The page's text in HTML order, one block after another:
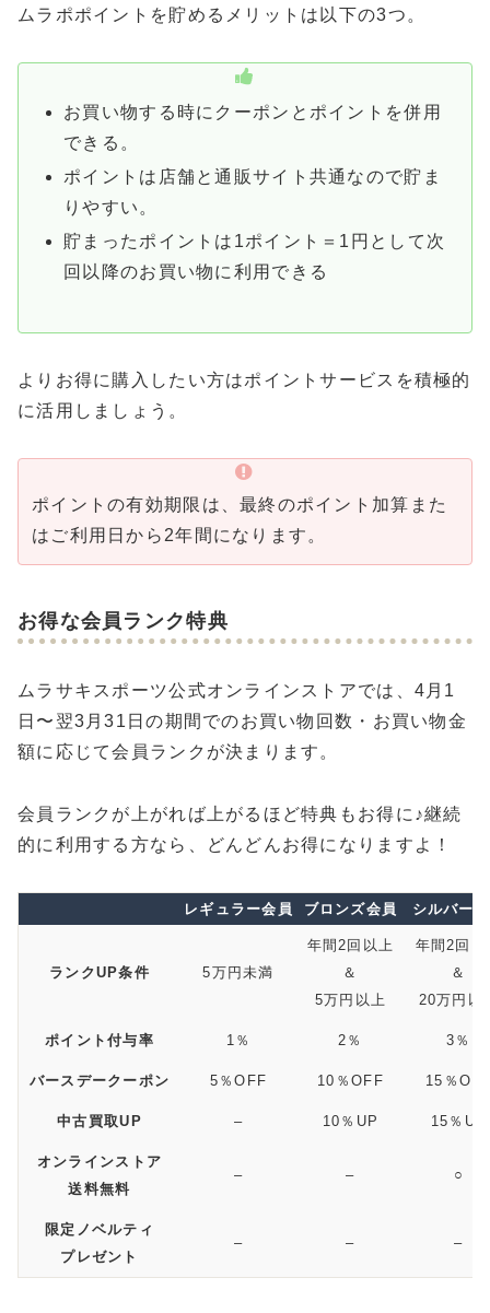
ムラポポイントを貯めるメリットは以下の3つ。
お買い物する時にクーポンとポイントを併用
できる。
ポイントは店舗と通販サイト共通なので貯ま
りやすい。
貯まったポイントは1ポイント＝1円として次
回以降のお買い物に利用できる
よりお得に購入したい方はポイントサービスを積極的
に活用しましょう。
ポイントの有効期限は、最終のポイント加算また
はご利用日から2年間になります。
お得な会員ランク特典
ムラサキスポーツ公式オンラインストアでは、4月1
日〜翌3月31日の期間でのお買い物回数・お買い物金
額に応じて会員ランクが決まります。
会員ランクが上がれば上がるほど特典もお得に♪継続
的に利用する方なら、どんどんお得になりますよ！
レギュラー会員 ブロンズ会員 シルバー
ランクUP条件 5万円未満
年間2回以上
＆
5万円以上
年間2回以
＆
20万円以
ポイント付与率 1％ 2％ 3％
バースデークーポン 5％OFF 10％OFF 15％
中古買取UP – 10％UP 15％UP
オンラインストア
送料無料
– – ○
限定ノベルティ
プレゼント
– – –